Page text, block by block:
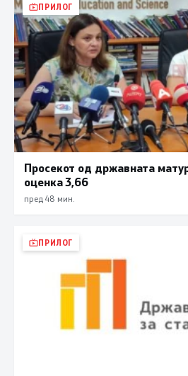
ПРИЛОГ
Просекот од државната
оценка 3,66
пред 48 мин.
ПРИЛОГ